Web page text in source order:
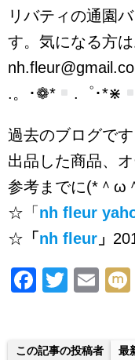
リバティの通園
す。気になる方
.。･❁*
.゜･*⋇
過去のブログです
出品した商品、
参考までに(*＾ω
☆「 nh fleur
☆ 「 nh fleur 」
F
T
E
この記事の投稿者 最